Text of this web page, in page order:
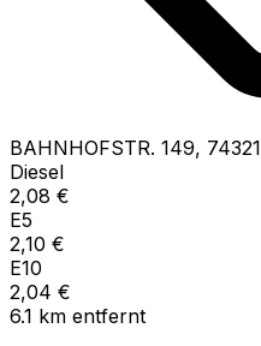
BAHNHOFSTR. 149, 74321
Diesel
2,08 €
E5
2,10 €
E10
2,04 €
6.1 km entfernt